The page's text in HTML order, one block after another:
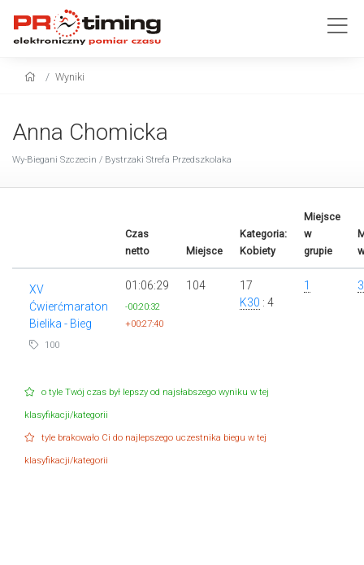
Wyniki
Anna Chomicka
Wy-Biegani Szczecin / Bystrzaki Strefa Przedszkolaka
Czas
netto
Miejsce
Kategoria:
Kobiety
Miejsce
w
grupie
XV
Ćwierćmaraton
Bielika - Bieg
100
01:06:29
-00:20:32
+00:27:40
104
17
K30 : 4
1 3
o tyle Twój czas był lepszy od najsłabszego wyniku w tej
klasyfikacji/kategorii
tyle brakowało Ci do najlepszego uczestnika biegu w tej
klasyfikacji/kategorii